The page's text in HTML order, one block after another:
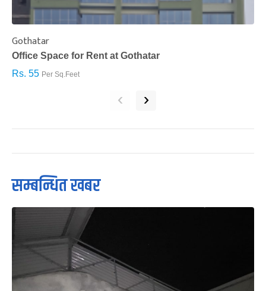
Gothatar
Office Space for Rent at Gothatar
Rs. 55 Per Sq.Feet
‹ ›
सम्बन्धित खबर